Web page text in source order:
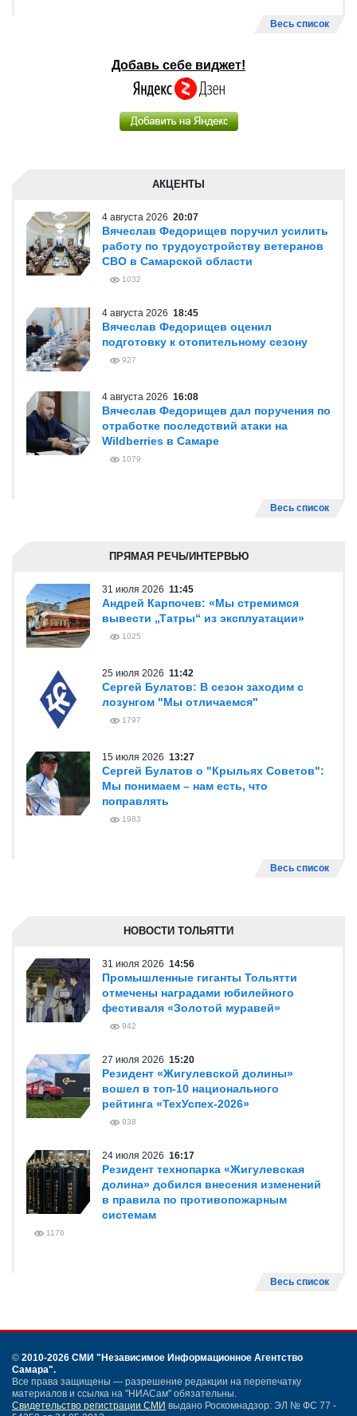
Весь список
Добавь себе виджет!
АКЦЕНТЫ
4 августа 2026 20:07
Вячеслав Федорищев поручил усилить
работу по трудоустройству ветеранов
СВО в Самарской области
1032
4 августа 2026 18:45
Вячеслав Федорищев оценил
подготовку к отопительному сезону
927
4 августа 2026 16:08
Вячеслав Федорищев дал поручения по
отработке последствий атаки на
Wildberries в Самаре
1079
Весь список
ПРЯМАЯ РЕЧЬ/ИНТЕРВЬЮ
31 июля 2026 11:45
Андрей Карпочев: «Мы стремимся
вывести „Татры“ из эксплуатации»
1025
25 июля 2026 11:42
Сергей Булатов: В сезон заходим с
лозунгом "Мы отличаемся"
1797
15 июля 2026 13:27
Сергей Булатов о "Крыльях Советов":
Мы понимаем – нам есть, что
поправлять
1983
Весь список
НОВОСТИ ТОЛЬЯТТИ
31 июля 2026 14:56
Промышленные гиганты Тольятти
отмечены наградами юбилейного
фестиваля «Золотой муравей»
942
27 июля 2026 15:20
Резидент «Жигулевской долины»
вошел в топ-10 национального
рейтинга «ТехУспех-2026»
938
24 июля 2026 16:17
Резидент технопарка «Жигулевская
долина» добился внесения изменений
в правила по противопожарным
системам
1176
Весь список
© 2010-2026 СМИ "Независимое Информационное Агентство
Самара".
Все права защищены — разрешение редакции на перепечатку
материалов и ссылка на "НИАСам" обязательны.
Свидетельство регистрации СМИ выдано Роскомнадзор: ЭЛ № ФС 77 -